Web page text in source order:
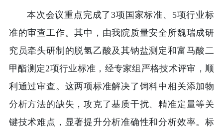
本次会议重点完成了3项国家标准、5项行业标
准的审查工作。其中，由我院质量安全所魏瑞成研
究员牵头研制的脱氢乙酸及其钠盐测定和富马酸二
甲酯测定2项行业标准，经专家组严格技术评审，顺
利通过审查。这两项标准解决了饲料中相关添加物
分析方法的缺失，攻克了基质干扰、精准定量等关
键技术难点，显著提升分析准确性和分析效率。标